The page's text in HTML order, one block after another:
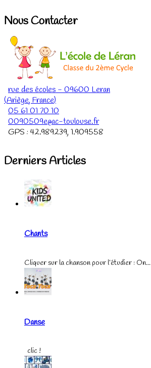
Nous Contacter
rue des écoles - 09600 Leran
(Ariège, France)
05 61 01 70 10
0090509e@ac-toulouse.fr
GPS : 42.989239, 1.909558
Derniers Articles
Chants
Cliquer sur la chanson pour l’étudier : On...
Danse
clic !